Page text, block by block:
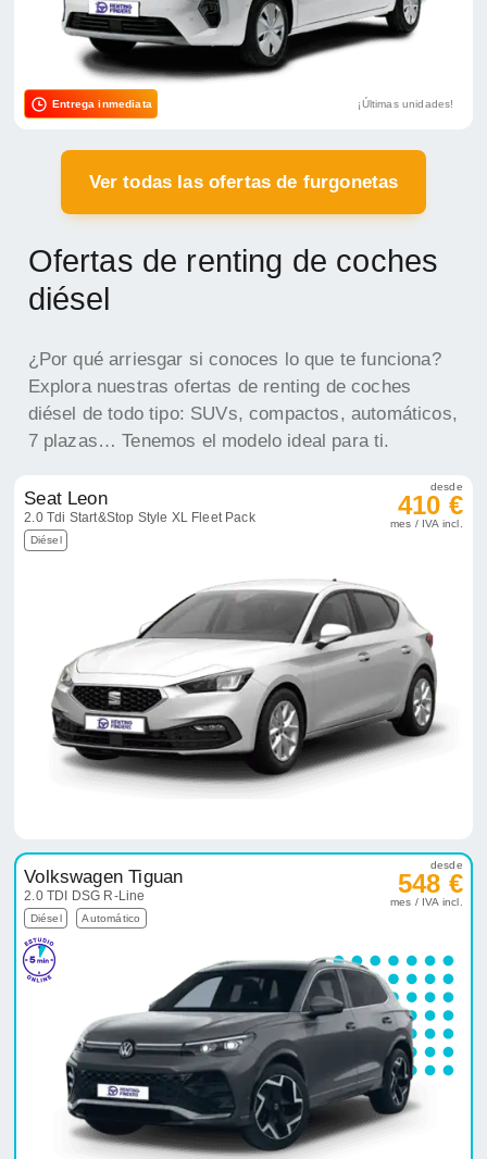
Entrega inmediata ¡Últimas unidades!
Ver todas las ofertas de furgonetas
Ofertas de renting de coches
diésel
¿Por qué arriesgar si conoces lo que te funciona?
Explora nuestras ofertas de renting de coches
diésel de todo tipo: SUVs, compactos, automáticos,
7 plazas… Tenemos el modelo ideal para ti.
Seat Leon
2.0 Tdi Start&Stop Style XL Fleet Pack
Diésel
desde
410 €
mes / IVA incl.
Volkswagen Tiguan
2.0 TDI DSG R-Line
Diésel Automático
desde
548 €
mes / IVA incl.